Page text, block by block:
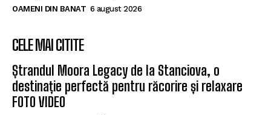
OAMENI DIN BANAT 6 august 2026
CELE MAI CITITE
Ștrandul Moora Legacy de la Stanciova, o
destinație perfectă pentru răcorire și relaxare
FOTO VIDEO